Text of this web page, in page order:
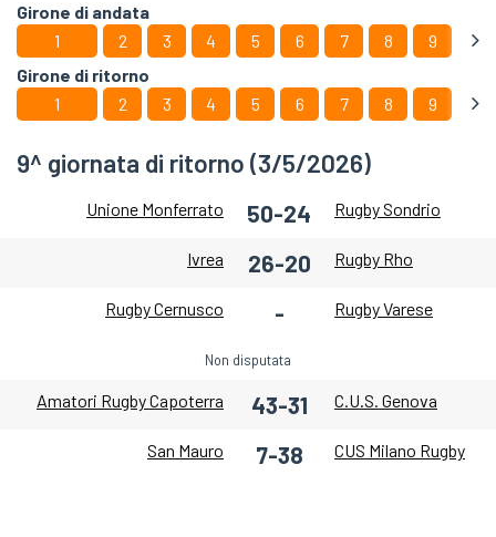
Girone di andata
1
2 3 4 5 6 7 8
9
Girone di ritorno
1
2 3 4 5 6 7 8 9
9^ giornata di ritorno (3/5/2026)
Unione Monferrato 50-24 Rugby Sondrio
Ivrea 26-20 Rugby Rho
Rugby Cernusco - Rugby Varese
Non disputata
Amatori Rugby Capoterra 43-31 C.U.S. Genova
San Mauro 7-38 CUS Milano Rugby